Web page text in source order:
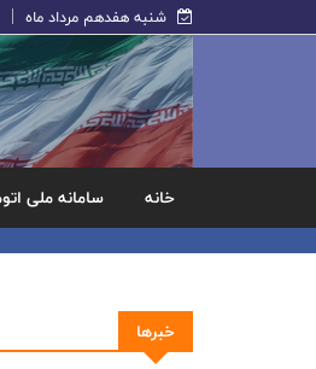
شنبه هفدهم مرداد ماه
خانه سامانه ملی
خبرها